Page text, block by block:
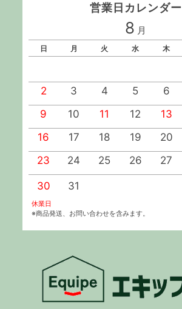
営業日カレンダー
8 月
日 月 火 水 木
2
3 4 5 6
9
10 11 12 13
16
17 18 19 20
23
24 25 26 27
30 31
休業日
※商品発送、お問い合わせを含みます。